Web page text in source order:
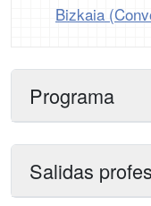
Bizkaia
Programa
Salidas